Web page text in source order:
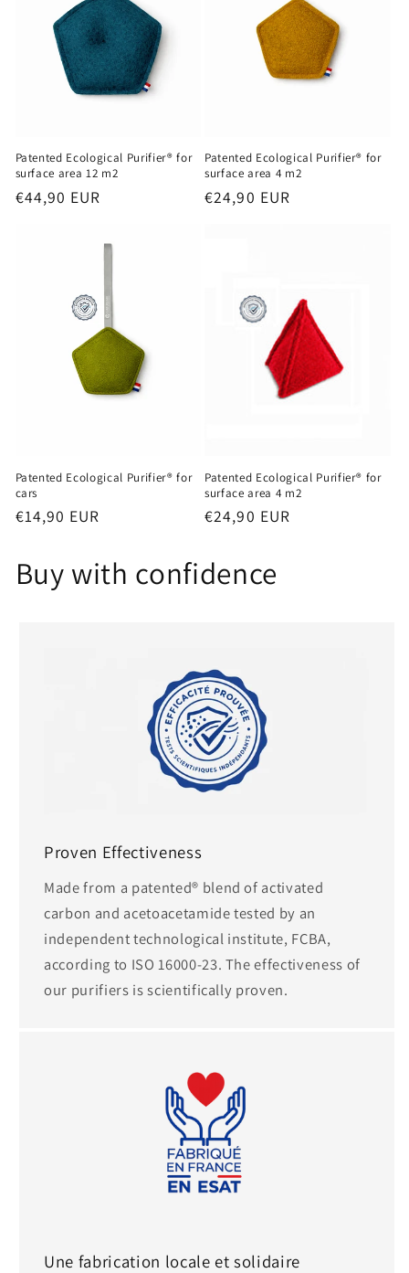
Patented Ecological Purifier® for
surface area 12 m2
Regular
€44,90 EUR
Patented Ecological Purifier® for
surface area 4 m2
Regular
€24,90 EUR
Patented Ecological Purifier® for
cars
Regular
€14,90 EUR
Patented Ecological Purifier® for
surface area 4 m2
Regular
€24,90 EUR
Buy with confidence
Proven Effectiveness
Made from a patented® blend of activated
carbon and acetoacetamide tested by an
independent technological institute, FCBA,
according to ISO 16000-23. The effectiveness of
our purifiers is scientifically proven.
Une fabrication locale et solidaire